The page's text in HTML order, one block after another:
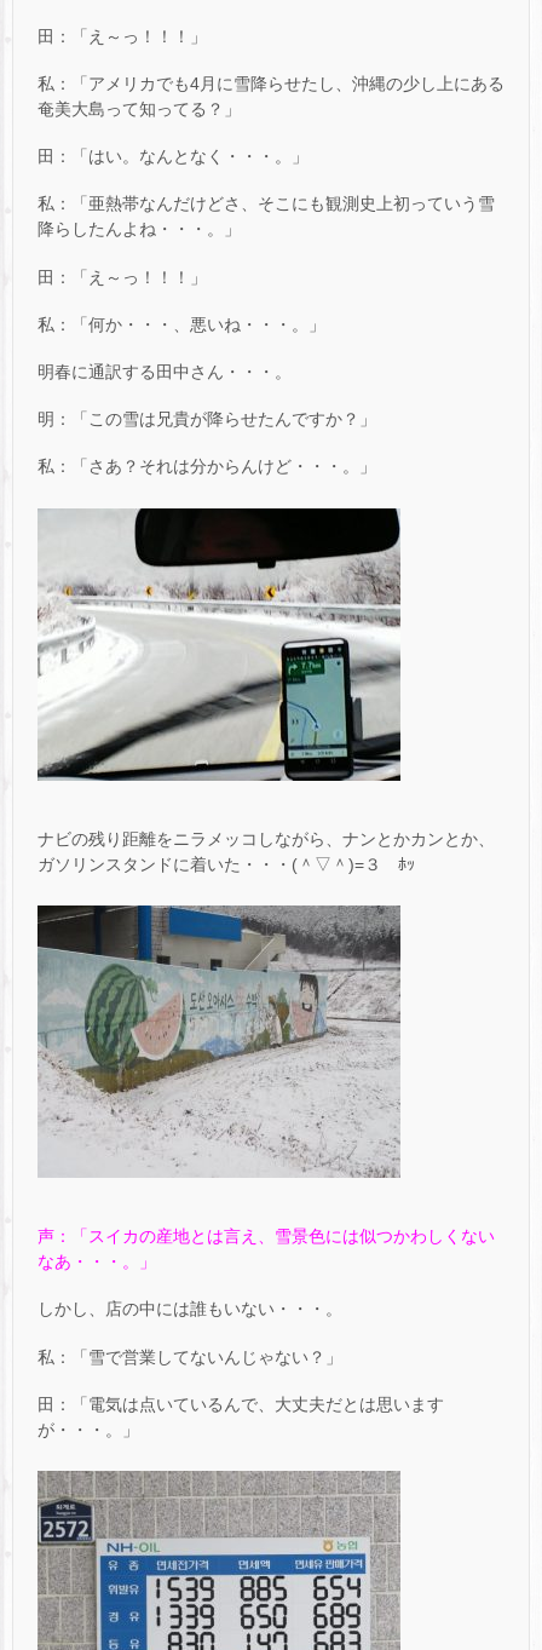
田：「え～っ！！！」
私：「アメリカでも4月に雪降らせたし、沖縄の少し上にある
奄美大島って知ってる？」
田：「はい。なんとなく・・・。」
私：「亜熱帯なんだけどさ、そこにも観測史上初っていう雪
降らしたんよね・・・。」
田：「え～っ！！！」
私：「何か・・・、悪いね・・・。」
明春に通訳する田中さん・・・。
明：「この雪は兄貴が降らせたんですか？」
私：「さあ？それは分からんけど・・・。」
ナビの残り距離をニラメッコしながら、ナンとかカンとか、
ガソリンスタンドに着いた・・・(＾▽＾)=３ ﾎｯ
声：「スイカの産地とは言え、雪景色には似つかわしくない
なあ・・・。」
しかし、店の中には誰もいない・・・。
私：「雪で営業してないんじゃない？」
田：「電気は点いているんで、大丈夫だとは思います
が・・・。」